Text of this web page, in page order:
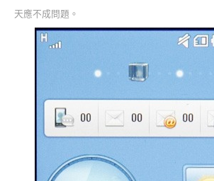
天應不成問題。